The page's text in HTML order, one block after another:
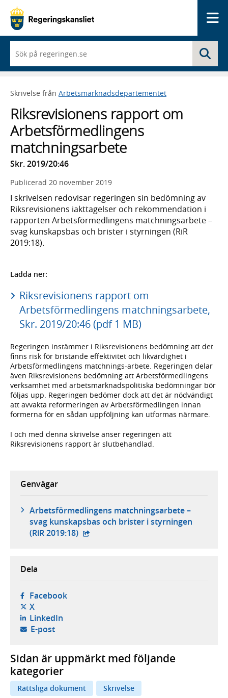
du
börjar
skriva
framträder
lista
med
sökförslag
Skrivelse från Arbetsmarknadsdepartementet
Riksrevisionens rapport om
Arbetsförmedlingens
matchningsarbete
Skr. 2019/20:46
Publicerad 20 november 2019
I skrivelsen redovisar regeringen sin bedömning av
Riksrevisionens iakttagelser och rekommendation i
rapporten Arbetsförmedlingens matchningsarbete –
svag kunskapsbas och brister i styrningen (RiR
2019:18).
Ladda ner:
Riksrevisionens rapport om
Arbetsförmedlingens matchningsarbete,
Skr. 2019/20:46 (pdf 1 MB)
Regeringen instämmer i Riksrevisionens bedömning att det
finns risk för bristande effektivitet och likvärdighet i
Arbetsförmedlingens matchnings-arbete. Regeringen delar
även Riksrevisionens bedömning att Arbetsförmedlingens
verksamhet med arbetsmarknadspolitiska bedömningar bör
följas upp. Regeringen bedömer dock att det är nödvändigt
att avvakta reformeringen av Arbetsförmedlingen innan
formerna för en sådan uppföljning kan utformas närmare.
I och med denna skrivelse anser regeringen att
Riksrevisionens rapport är slutbehandlad.
Genvägar
Arbetsförmedlingens matchningsarbete –
svag kunskapsbas och brister i styrningen
(RiR 2019:18) - extern webbplats,
Dela
Facebook- öppnas i ny flik, extern webbplats,
X- öppnas i ny flik, extern webbplats,
LinkedIn- öppnas i ny flik, extern webbplats,
E-post- öppnar din e-postklient,
Sidan är uppmärkt med följande
kategorier
Rättsliga dokument
Skrivelse